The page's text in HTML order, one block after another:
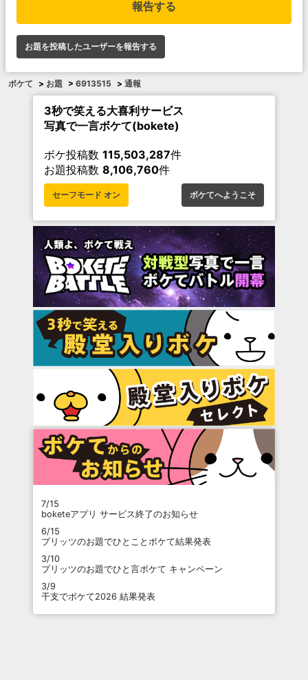
報告する
お題を投稿したユーザーを報告する
ボケて > お題 > 6913515 > 通報
3秒で笑える大喜利サービス
写真で一言ボケて(bokete)
ボケ投稿数 115,503,287件
お題投稿数 8,106,760件
セーフモード オン ボケてへようこそ
7/15
boketeアプリ サービス終了のお知らせ
6/15
プリッツのお題でひとことボケて結果発表
3/10
プリッツのお題でひと言ボケて キャンペーン
3/9
干支でボケて2026 結果発表